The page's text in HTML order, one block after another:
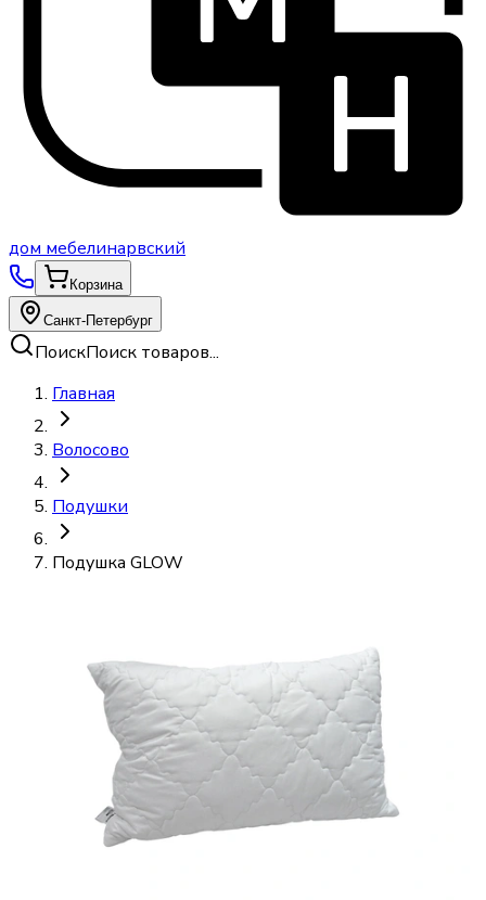
дом мебелинарвский
Корзина
Санкт-Петербург
ПоискПоиск товаров...
Главная
Волосово
Подушки
Подушка GLOW